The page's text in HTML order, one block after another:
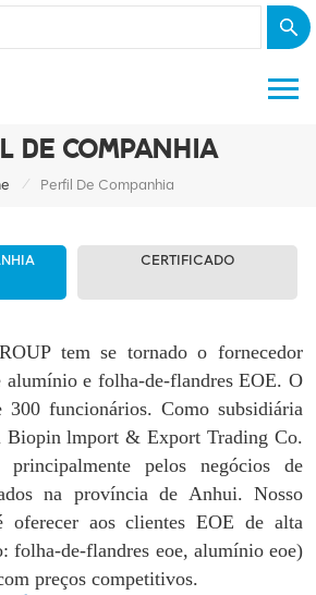
DE COMPANHIA
/ Perfil De Companhia
CERTIFICADO
tem se tornado o fornecedor
e folha-de-flandres EOE. O
300 funcionários. Como subsidiária
lmport & Export Trading Co.
pelos negócios de
na província de Anhui. Nosso
oferecer aos clientes EOE de alta
folha-de-flandres eoe, alumínio eoe)
preços competitivos.